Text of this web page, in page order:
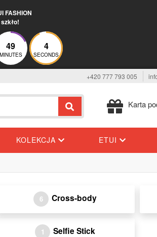
FASHION
49
MINUTES
3
SECONDS
+420 777 793 005
Karta
KOLEKCJA ETUI
6 Cross-body
1 Selfie Stick